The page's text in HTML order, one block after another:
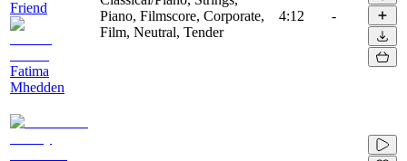
Friend
Fatima
Mhedden
Piano, Filmscore, Corporate,
Film, Neutral, Tender
4:12 -